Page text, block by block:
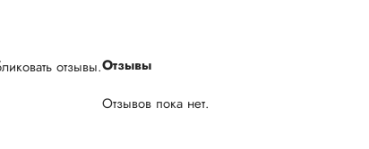
Отзывы
Отзывов пока нет.
отзывы.